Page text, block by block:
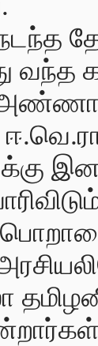
வந்த